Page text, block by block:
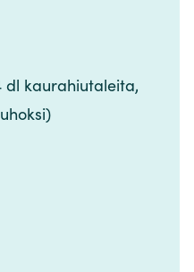
dl kaurahiutaleita,